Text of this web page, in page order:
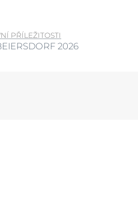
PŘÍLEŽITOSTI
2026